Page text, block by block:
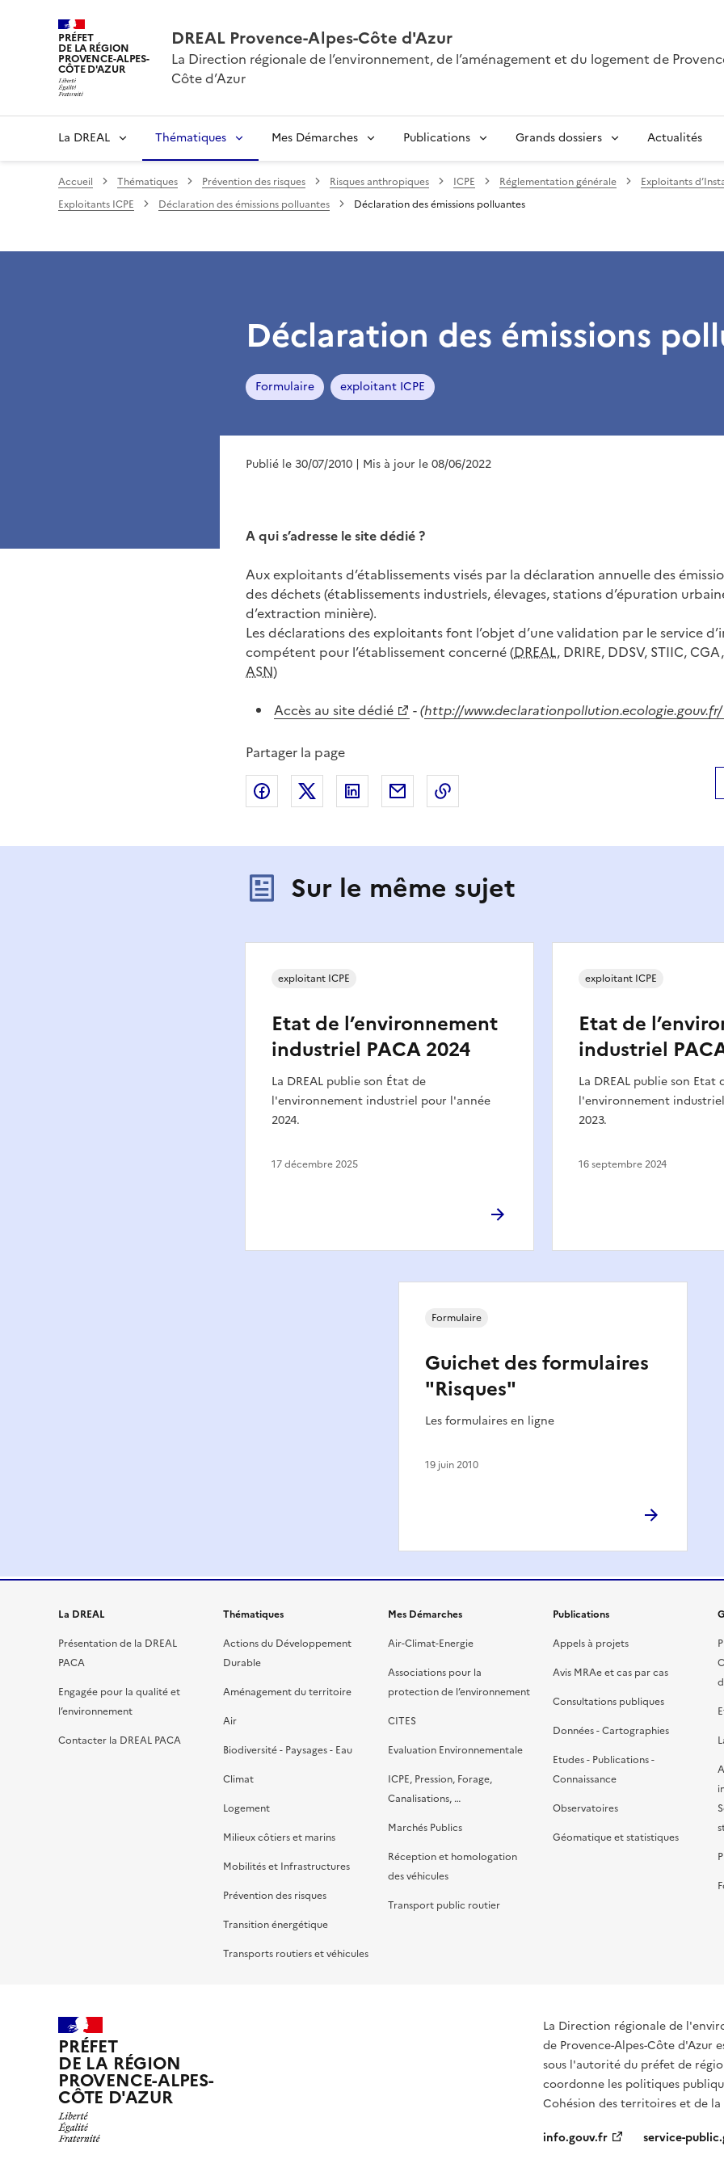
PRÉFET
DE LA RÉGION
PROVENCE-ALPES-
CÔTE D'AZUR
DREAL Provence-Alpes-Côte d'Azur
La Direction régionale de l’environnement, de l’aménagement et du logement de
Côte d’Azur
La DREAL Thématiques Mes Démarches Publications Grands dossiers Actualités
Accueil Thématiques Prévention des risques Risques anthropiques ICPE Réglementation générale
Exploitants
Exploitants ICPE
Déclaration des émissions polluantes Déclaration des émissions polluantes
Déclaration des émissions
Formulaire exploitant ICPE
Publié le 30/07/2010 | Mis à jour le 08/06/2022
A qui s’adresse le site dédié ?
Aux exploitants d’établissements visés par la déclaration annuelle des
des déchets (établissements industriels, élevages, stations d’épuration
d’extraction minière).
Les déclarations des exploitants font l’objet d’une validation par le service
compétent pour l’établissement concerné (DREAL, DRIRE, DDSV, STIIC,
ASN)
Accès au site dédié
-(http://www.declarationpollution.ecologie.gouv.fr/
Partager la page
Partager sur Facebook
Partager sur XPartager sur LinkedIn
Partager par emailCopier le lien de la page dans le presse-
Sur le même sujet
Etat de l’environnement
industriel PACA 2024
La DREAL publie son État de
l'environnement industriel pour l'année
2024.
exploitant ICPE
17 décembre 2025
Etat de
industriel
La DREAL publie son Etat
l'environnement
2023.
exploitant ICPE
16 septembre 2024
Guichet des formulaires
"Risques"
Les formulaires en ligne
Formulaire
19 juin 2010
La DREAL
Présentation de la DREAL
PACA
Engagée pour la qualité et
l’environnement
Contacter la DREAL PACA
Thématiques
Actions du Développement
Durable
Aménagement du territoire
Air
Biodiversité - Paysages - Eau
Climat
Logement
Milieux côtiers et marins
Mobilités et Infrastructures
Prévention des risques
Transition énergétique
Transports routiers et véhicules
Mes Démarches
Air-Climat-Energie
Associations pour la
protection de l’environnement
CITES
Evaluation Environnementale
ICPE, Pression, Forage,
Canalisations, …
Marchés Publics
Réception et homologation
des véhicules
Transport public routier
Publications
Appels à projets
Avis MRAe et cas par cas
Consultations publiques
Données - Cartographies
Etudes - Publications -
Connaissance
Observatoires
Géomatique et statistiques
PRÉFET
DE LA RÉGION
PROVENCE-ALPES-
CÔTE D'AZUR
La Direction régionale de
de Provence-Alpes-Côte d'Azur
sous l'autorité du préfet de
coordonne les politiques
Cohésion des territoires et de
info.gouv.fr
service-